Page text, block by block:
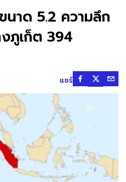
าด 5.2 ความลึก
ภูเก็ต 394
แชร์